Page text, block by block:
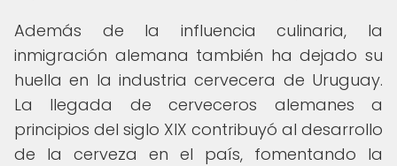
Además de la influencia culinaria, la
inmigración alemana también ha dejado su
huella en la industria cervecera de Uruguay.
La llegada de cerveceros alemanes a
principios del siglo XIX contribuyó al desarrollo
de la cerveza en el país, fomentando la